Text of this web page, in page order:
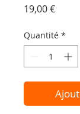
19,00 €Prix
Quantité *